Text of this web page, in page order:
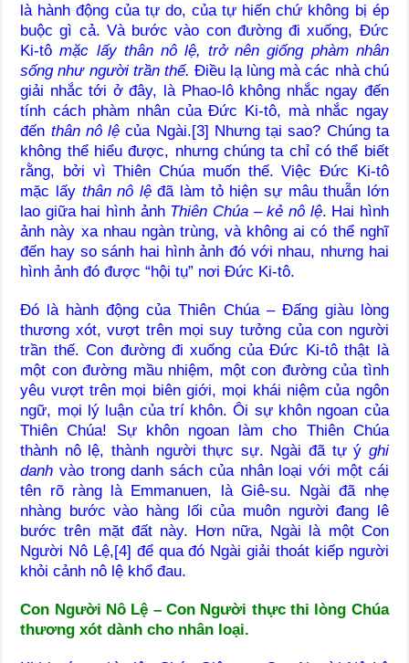
là hành động của tự do, của tự hiến chứ không bị ép
buộc gì cả. Và bước vào con đường đi xuống, Đức
Ki-tômặc lấy thân nô lệ, trở nên giống phàm nhân
sống như người trần thế. Điều lạ lùng mà các nhà chú
giải nhắc tới ở đây, là Phao-lô không nhắc ngay đến
tính cách phàm nhân của Đức Ki-tô, mà nhắc ngay
đến thân nô lệ của Ngài.[3] Nhưng tại sao? Chúng ta
không thể hiểu được, nhưng chúng ta chỉ có thể biết
rằng, bởi vì Thiên Chúa muốn thế. Việc Đức Ki-tô
mặc lấy thân nô lệđã làm tỏ hiện sự mâu thuẫn lớn
lao giữa hai hình ảnh Thiên Chúa – kẻ nô lệ. Hai hình
ảnh này xa nhau ngàn trùng, và không ai có thể nghĩ
đến hay so sánh hai hình ảnh đó với nhau, nhưng hai
hình ảnh đó được “hội tụ” nơi Đức Ki-tô.
Đó là hành động của Thiên Chúa – Đấng giàu lòng
thương xót, vượt trên mọi suy tưởng của con người
trần thế. Con đường đi xuống của Đức Ki-tô thật là
một con đường mầu nhiệm, một con đường của tình
yêu vượt trên mọi biên giới, mọi khái niệm của ngôn
ngữ, mọi lý luận của trí khôn. Ôi sự khôn ngoan của
Thiên Chúa! Sự khôn ngoan làm cho Thiên Chúa
thành nô lệ, thành người thực sự. Ngài đã tự ý ghi
danh vào trong danh sách của nhân loại với một cái
tên rõ ràng là Emmanuen, là Giê-su. Ngài đã nhẹ
nhàng bước vào hàng lối của muôn người đang lê
bước trên mặt đất này. Hơn nữa, Ngài là một Con
Người Nô Lệ,[4] để qua đó Ngài giải thoát kiếp người
khỏi cảnh nô lệ khổ đau.
Con Người Nô Lệ – Con Người thực thi lòng Chúa
thương xót dành cho nhân loại.